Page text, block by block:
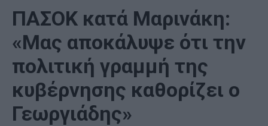
ΠΑΣΟΚ κατά Μαρινάκη:
«Μας αποκάλυψε ότι την
πολιτική γραμμή της
κυβέρνησης καθορίζει ο
Γεωργιάδης»